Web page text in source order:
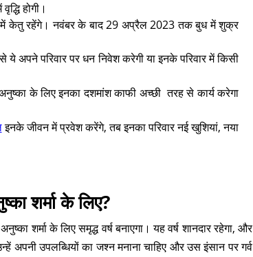
होगी।
में केतु रहेंगे। नवंबर के बाद 29 अप्रैल 2023 तक बुध में शुक्र
अपने परिवार पर धन निवेश करेगी या इनके परिवार में किसी
के लिए इनका दशमांश काफी अच्छी तरह से कार्य करेगा
इनके जीवन में प्रवेश करेंगे, तब इनका परिवार नई खुशियां, नया
शर्मा के लिए?
शर्मा के लिए समृद्ध वर्ष बनाएगा। यह वर्ष शानदार रहेगा, और
उपलब्धियों का जश्न मनाना चाहिए और उस इंसान पर गर्व